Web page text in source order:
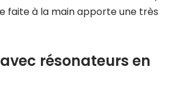
faite à la main apporte une très
résonateurs en